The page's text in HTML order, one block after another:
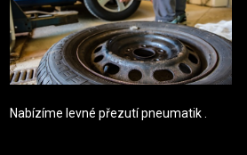
Nabízíme levné přezutí pneumatik .